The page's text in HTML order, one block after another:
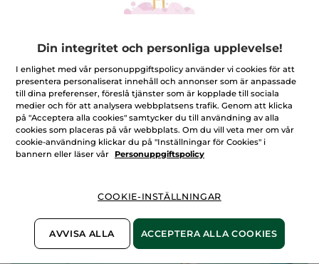
LÄGG I
VARUKORGEN
Sprayflaska
899,00 Kr
LÄGG I
VARUKORGEN
Din integritet och personliga upplevelse!
I enlighet med vår personuppgiftspolicy använder vi cookies för att
presentera personaliserat innehåll och annonser som är anpassade
till dina preferenser, föreslå tjänster som är kopplade till sociala
medier och för att analysera webbplatsens trafik. Genom att klicka
på "Acceptera alla cookies" samtycker du till användning av alla
cookies som placeras på vår webbplats. Om du vill veta mer om vår
cookie-användning klickar du på "Inställningar för Cookies" i
bannern eller läser vår
Personuppgiftspolicy
COOKIE-INSTÄLLNINGAR
AVVISA ALLA ACCEPTERA ALLA COOKIES